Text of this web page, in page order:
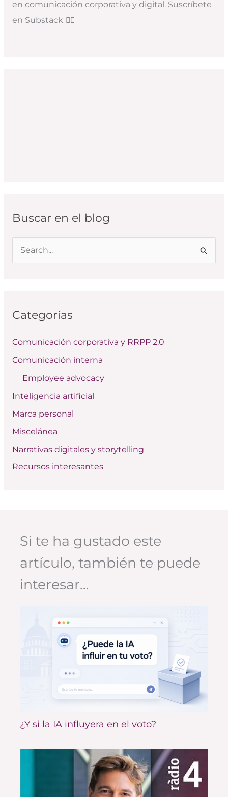
en comunicación corporativa y digital. Suscríbete
en Substack 👇🏻
Buscar en el blog
a
p
o
:
Categorías
Comunicación corporativa y RRPP 2.0
Comunicación interna
Employee advocacy
Inteligencia artificial
Marca personal
Miscelánea
Narrativas digitales y storytelling
Recursos interesantes
Si te ha gustado este
artículo, también te puede
interesar…
¿Y si la IA influyera en el voto?